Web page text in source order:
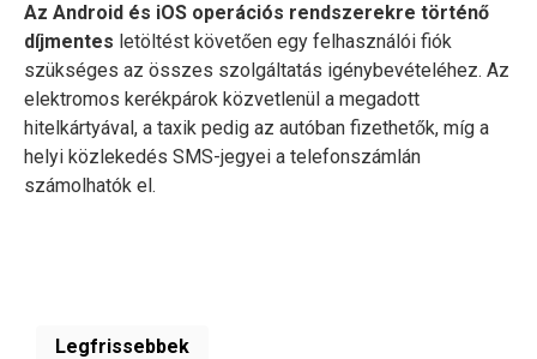
Az Android és iOS operációs rendszerekre történő
díjmentes letöltést követően egy felhasználói fiók
szükséges az összes szolgáltatás igénybevételéhez. Az
elektromos kerékpárok közvetlenül a megadott
hitelkártyával, a taxik pedig az autóban fizethetők, míg a
helyi közlekedés SMS-jegyei a telefonszámlán
számolhatók el.
Legfrissebbek